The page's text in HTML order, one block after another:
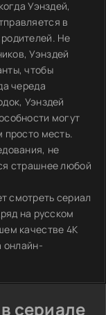
Уэнздей,
в
Не
Уэнздей
чтобы
череда
Уэнздей
могут
просто месть.
не
страшнее любой
смотреть сериал
на русском
качестве 4K
онлайн-
сериале